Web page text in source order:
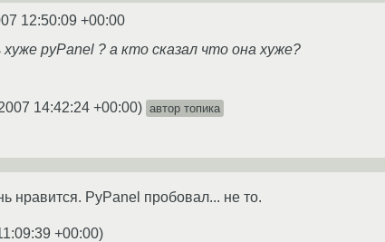
12:50:09 +00:00
pyPanel ? а кто сказал что она хуже?
14:42:24 +00:00) автор топика
нравится. PyPanel пробовал... не то.
+00:00)